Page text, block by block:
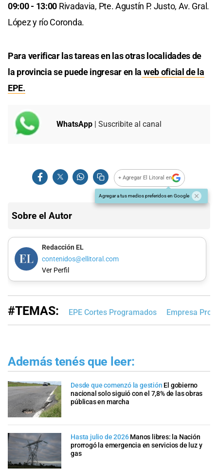
09:00 - 13:00 Rivadavia, Pte. Agustín P. Justo, Av. Gral.
López y río Coronda.
Para verificar las tareas en las otras localidades de
la provincia se puede ingresar en la web oficial de la
EPE.
WhatsApp | Suscribite al canal
+ Agregar El Litoral en
Agregar a tus medios preferidos en Google
Sobre el Autor
Redacción EL
contenidos@ellitoral.com
Ver Perfil
#TEMAS: EPE Cortes Programados Empresa
Además tenés que leer:
Desde que comenzó la gestión El gobierno
nacional solo siguió con el 7,8% de las obras
públicas en marcha
Hasta julio de 2026 Manos libres: la Nación
prorrogó la emergencia en servicios de luz y
gas